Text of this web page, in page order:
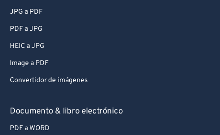
JPG a PDF
PDF a JPG
HEIC a JPG
Image a PDF
Convertidor de imágenes
Documento & libro electrónico
PDF a WORD